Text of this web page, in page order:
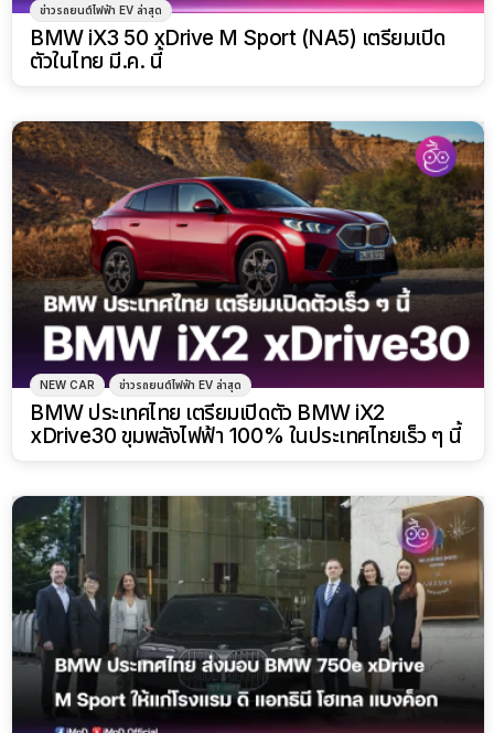
ข่าวรถยนต์ไฟฟ้า EV ล่าสุด
BMW iX3 50 xDrive M Sport (NA5) เตรียมเปิด
ตัวในไทย มี.ค. นี้
NEW CAR ข่าวรถยนต์ไฟฟ้า EV ล่าสุด
BMW ประเทศไทย เตรียมเปิดตัว BMW iX2
xDrive30 ขุมพลังไฟฟ้า 100% ในประเทศไทยเร็ว ๆ นี้